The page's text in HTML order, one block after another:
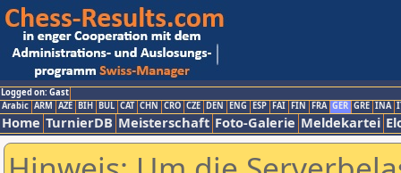
Logged on: Gast
Arabic ARM AZE BIH BUL CAT CHN CRO CZE DEN ENG ESP FAI FIN FRA GER GRE INA
Home TurnierDB Meisterschaft Foto-Galerie Meldekartei